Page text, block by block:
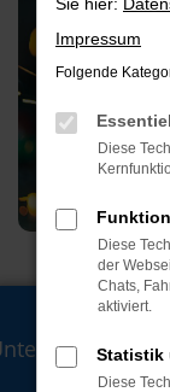
Impressum
Folgende
Diese
Diese
der
Chats,
aktiviert.
Statistik
Diese